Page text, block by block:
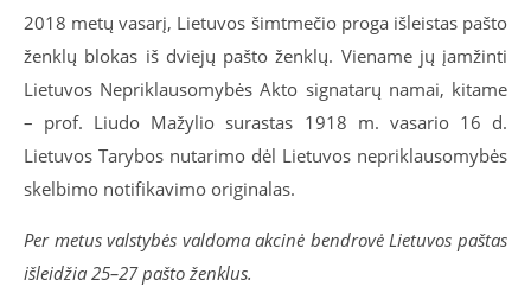
2018 metų vasarį, Lietuvos šimtmečio proga išleistas pašto
ženklų blokas iš dviejų pašto ženklų. Viename jų įamžinti
Lietuvos Nepriklausomybės Akto signatarų namai, kitame
– prof. Liudo Mažylio surastas 1918 m. vasario 16 d.
Lietuvos Tarybos nutarimo dėl Lietuvos nepriklausomybės
skelbimo notifikavimo originalas.
Per metus valstybės valdoma akcinė bendrovė Lietuvos paštas
išleidžia 25–27 pašto ženklus.